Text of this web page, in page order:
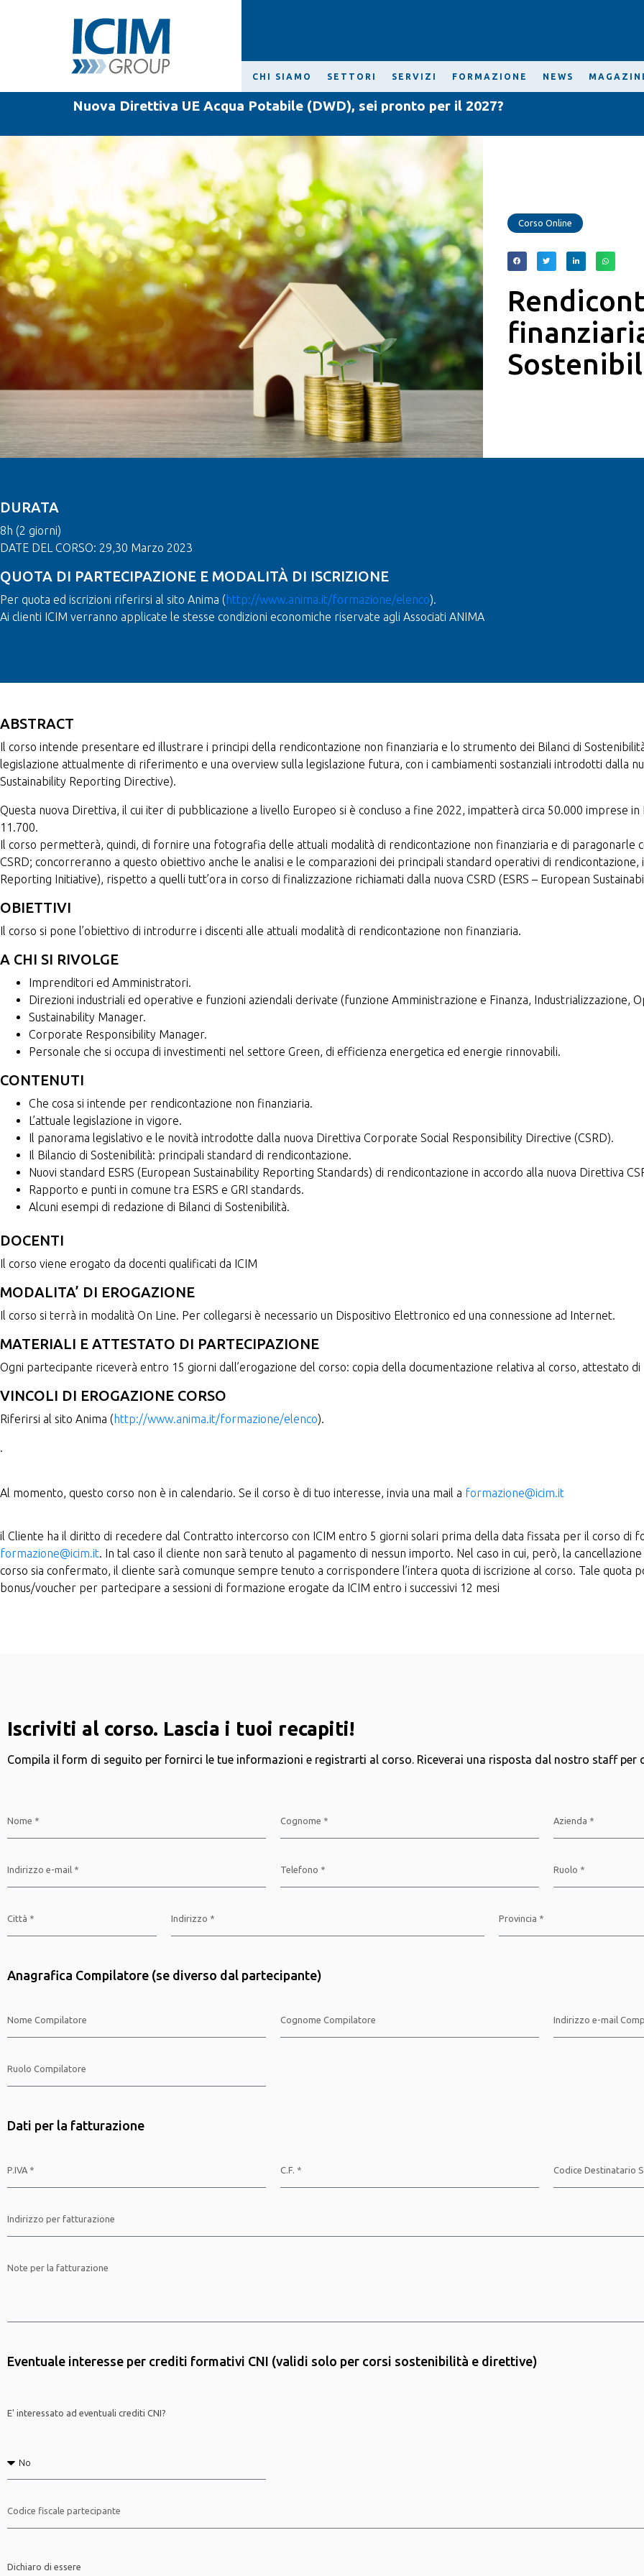
CHI SIAMO SETTORI SERVIZI FORMAZIONE NEWS
Nuova Direttiva UE Acqua Potabile (DWD), sei pronto per il 2027?
Corso Online
DURATA
8h (2 giorni)
DATE DEL CORSO: 29,30 Marzo 2023
QUOTA DI PARTECIPAZIONE E MODALITÀ DI ISCRIZIONE
Per quota ed iscrizioni riferirsi al sito Anima (http://www.anima.it/formazione/elenco).
Ai clienti ICIM verranno applicate le stesse condizioni economiche riservate agli Associati ANIMA
ABSTRACT
Il corso intende presentare ed illustrare i principi della rendicontazione non finanziaria e lo strumento dei Bilanci di
legislazione attualmente di riferimento e una overview sulla legislazione futura, con i cambiamenti sostanziali introdotti dalla
Sustainability Reporting Directive).
Questa nuova Direttiva, il cui iter di pubblicazione a livello Europeo si è concluso a fine 2022, impatterà circa 50.000 imprese
11.700.
Il corso permetterà, quindi, di fornire una fotografia delle attuali modalità di rendicontazione non finanziaria e di paragonarle
CSRD; concorreranno a questo obiettivo anche le analisi e le comparazioni dei principali standard operativi di rendicontazione,
Reporting Initiative), rispetto a quelli tutt’ora in corso di finalizzazione richiamati dalla nuova CSRD (ESRS – European
OBIETTIVI
Il corso si pone l’obiettivo di introdurre i discenti alle attuali modalità di rendicontazione non finanziaria.
A CHI SI RIVOLGE
Imprenditori ed Amministratori.
Direzioni industriali ed operative e funzioni aziendali derivate (funzione Amministrazione e Finanza, Industrializzazione,
Sustainability Manager.
Corporate Responsibility Manager.
Personale che si occupa di investimenti nel settore Green, di efficienza energetica ed energie rinnovabili.
CONTENUTI
Che cosa si intende per rendicontazione non finanziaria.
L’attuale legislazione in vigore.
Il panorama legislativo e le novità introdotte dalla nuova Direttiva Corporate Social Responsibility Directive (CSRD).
Il Bilancio di Sostenibilità: principali standard di rendicontazione.
Nuovi standard ESRS (European Sustainability Reporting Standards) di rendicontazione in accordo alla nuova Direttiva
Rapporto e punti in comune tra ESRS e GRI standards.
Alcuni esempi di redazione di Bilanci di Sostenibilità.
DOCENTI
Il corso viene erogato da docenti qualificati da ICIM
MODALITA’ DI EROGAZIONE
Il corso si terrà in modalità On Line. Per collegarsi è necessario un Dispositivo Elettronico ed una connessione ad Internet.
MATERIALI E ATTESTATO DI PARTECIPAZIONE
Ogni partecipante riceverà entro 15 giorni dall’erogazione del corso: copia della documentazione relativa al corso, attestato
VINCOLI DI EROGAZIONE CORSO
Riferirsi al sito Anima (http://www.anima.it/formazione/elenco).
.
Al momento, questo corso non è in calendario. Se il corso è di tuo interesse, invia una mail a formazione@icim.it
il Cliente ha il diritto di recedere dal Contratto intercorso con ICIM entro 5 giorni solari prima della data fissata per il corso di
formazione@icim.it. In tal caso il cliente non sarà tenuto al pagamento di nessun importo. Nel caso in cui, però, la
corso sia confermato, il cliente sarà comunque sempre tenuto a corrispondere l’intera quota di iscrizione al corso. Tale quota
bonus/voucher per partecipare a sessioni di formazione erogate da ICIM entro i successivi 12 mesi
Iscriviti al corso. Lascia i tuoi recapiti!
Compila il form di seguito per fornirci le tue informazioni e registrarti al corso. Riceverai una risposta dal nostro staff per
Anagrafica Compilatore (se diverso dal partecipante)
Dati per la fatturazione
Eventuale interesse per crediti formativi CNI (validi solo per corsi sostenibilità e direttive)
E' interessato ad eventuali crediti CNI?
Dichiaro di essere